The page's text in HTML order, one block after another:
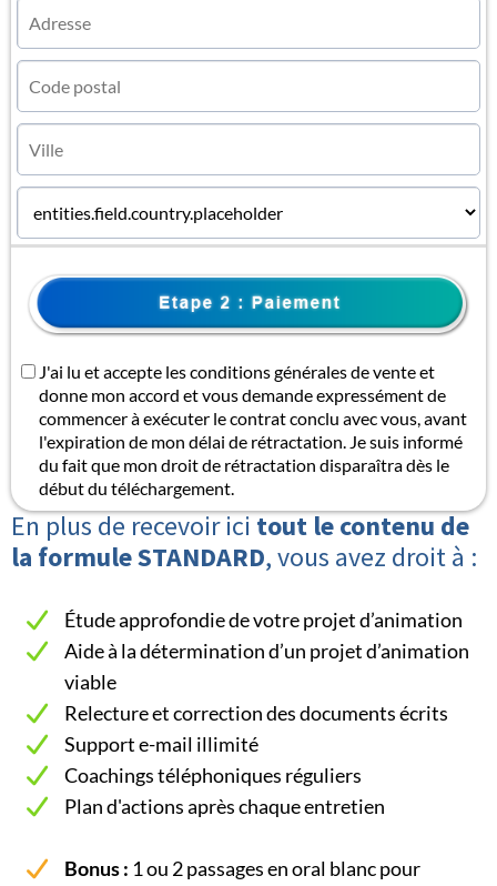
J'ai lu et accepte les conditions générales de vente et
donne mon accord et vous demande expressément de
commencer à exécuter le contrat conclu avec vous, avant
l'expiration de mon délai de rétractation. Je suis informé
du fait que mon droit de rétractation disparaîtra dès le
début du téléchargement.
En plus de recevoir icitout le contenu de
la formule STANDARD, vous avez droit à :
Étude approfondie de votre projet d’animation
Aide à la détermination d’un projet d’animation
viable
Relecture et correction des documents écrits
Support e-mail illimité
Coachings téléphoniques réguliers
Plan d'actions après chaque entretien
Bonus : 1 ou 2 passages en oral blanc pour